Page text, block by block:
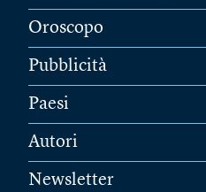
Oroscopo
Pubblicità
Paesi
Autori
Newsletter